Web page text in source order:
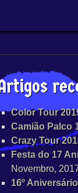
Color Tour
Camião Palco
Crazy Tour
Festa do 17
Novembro,
16º